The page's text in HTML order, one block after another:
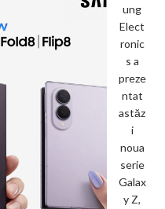
ung
Elect
ronic
s a
preze
ntat
astăz
i
noua
serie
Galax
y Z,